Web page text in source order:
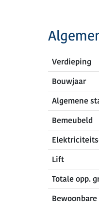
Verdieping
Bouwjaar
Algemene
Bemeubeld
Lift
Totale opp.
Bewoonbare